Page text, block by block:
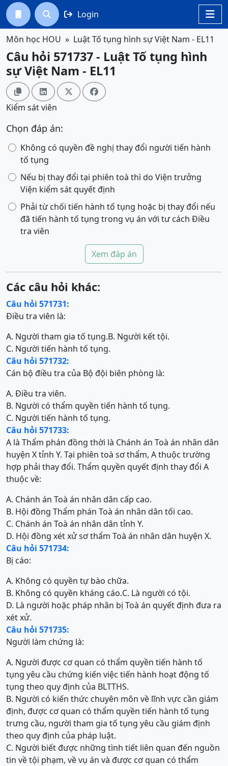

  Login
Môn học HOU Luật Tố tụng hình sự Việt Nam - EL11
Câu hỏi 571737 - Luật Tố tụng hình
sự Việt Nam - EL11
   
Kiểm sát viên
Chọn đáp án:
Không có quyền đề nghị thay đổi người tiến hành
tố tụng
Nếu bị thay đổi tại phiên toà thì do Viện trưởng
Viện kiểm sát quyết định
Phải từ chối tiến hành tố tụng hoặc bị thay đổi nếu
đã tiến hành tố tụng trong vụ án với tư cách Điều
tra viên
Xem đáp án
Các câu hỏi khác:
Câu hỏi 571731:
Điều tra viên là:
A. Người tham gia tố tụng.B. Người kết tội.
C. Người tiến hành tố tụng.
Câu hỏi 571732:
Cán bộ điều tra của Bộ đội biên phòng là:
A. Điều tra viên.
B. Người có thẩm quyền tiến hành tố tụng.
C. Người tiến hành tố tụng.
Câu hỏi 571733:
A là Thẩm phán đồng thời là Chánh án Toà án nhân dân
huyện X tỉnh Y. Tại phiên toà sơ thẩm, A thuộc trường
hợp phải thay đổi. Thẩm quyền quyết định thay đổi A
thuộc về:
A. Chánh án Toà án nhân dân cấp cao.
B. Hội đồng Thẩm phán Toà án nhân dân tối cao.
C. Chánh án Toà án nhân dân tỉnh Y.
D. Hội đồng xét xử sơ thẩm Toà án nhân dân huyện X.
Câu hỏi 571734:
Bị cáo:
A. Không có quyền tự bào chữa.
B. Không có quyền kháng cáo.C. Là người có tội.
D. Là người hoặc pháp nhân bị Toà án quyết định đưa ra
xét xử.
Câu hỏi 571735:
Người làm chứng là:
A. Người được cơ quan có thẩm quyền tiến hành tố
tụng yêu cầu chứng kiến việc tiến hành hoạt động tố
tụng theo quy định của BLTTHS.
B. Người có kiến thức chuyên môn về lĩnh vực cần giám
định, được cơ quan có thẩm quyền tiến hành tố tụng
trưng cầu, người tham gia tố tụng yêu cầu giám định
theo quy định của pháp luật.
C. Người biết được những tình tiết liên quan đến nguồn
tin về tội phạm, về vụ án và được cơ quan có thẩm